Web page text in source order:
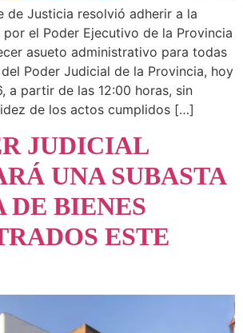
de Justicia resolvió adherir a la
el Poder Ejecutivo de la Provincia
asueto administrativo para todas
Poder Judicial de la Provincia, hoy
a partir de las 12:00 horas, sin
de los actos cumplidos […]
JUDICIAL
UNA SUBASTA
DE BIENES
ESTE